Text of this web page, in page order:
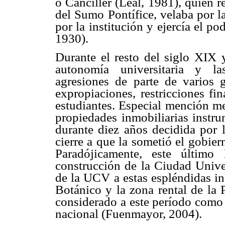
del Sumo Pontífice, velaba por
por la institución y ejercía el
1930).
Durante el resto del siglo XIX
autonomía universitaria y
agresiones de parte de varios
expropiaciones, restricciones
estudiantes. Especial mención
propiedades inmobiliarias
durante diez años decidida
cierre a que la sometió el
Paradójicamente, este
construcción de la Ciudad
de la UCV a estas espléndidas
Botánico y la zona rental de la
considerado a este período
nacional (Fuenmayor, 2004).